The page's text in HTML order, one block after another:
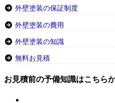
外壁塗装の保証制度
外壁塗装の費用
外壁塗装の知識
無料お見積
お見積前の予備知識はこちら